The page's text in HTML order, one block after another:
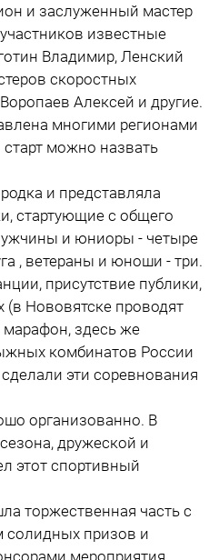
и заслуженный мастер
известные
Владимир, Ленский
скоростных
Алексей и другие.
многими регионами
можно назвать
и представляла
стартующие с общего
и юниоры - четыре
, ветераны и юноши - три.
присутствие публики,
Нововятске проводят
здесь же
комбинатов России
эти соревнования
организованно. В
дружеской и
этот спортивный
торжественная часть с
солидных призов и
мероприятия.